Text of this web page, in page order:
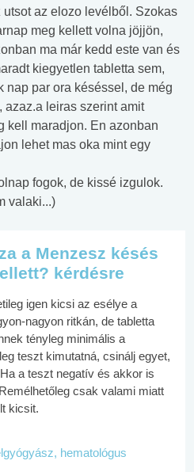
az elozo levélből. Szokas
meg kellett volna jöjjön,
ma már kedd este van és
kiegyetlen tabletta sem,
nap par ora késéssel, de még
azaz.a leiras szerint amit
kell maradjon. En azonban
lehet mas oka mint egy
fogok, de kissé izgulok.
valaki...)
a Menzesz késés
kérdésre
igen kicsi az esélye a
nagyon ritkán, de tabletta
tényleg minimális a
teszt kimutatná, csinálj egyet,
a teszt negatív és akkor is
csak valami miatt
kicsit.
hematológus